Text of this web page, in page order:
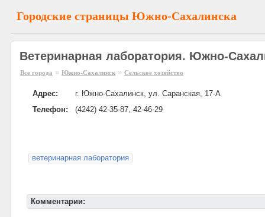
Городские страницы Южно-Сахалинска
Ветеринарная лаборатория. Южно-
Все города » Южно-Сахалинск » Сельское хозяйство
Адрес:
г. Южно-Сахалинск, ул. Саранская, 17-А
Телефон:
(4242) 42-35-87, 42-46-29
ветеринарная лаборатория
Комментарии: